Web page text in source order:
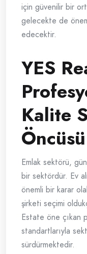
için güvenilir bir
gelecekte de
edecektir.
YES
Kalite
Öncüsü
Emlak sektörü,
bir sektördür. Ev
önemli bir karar
şirketi seçimi
Estate öne çıkan
standartlarıyla
sürdürmektedir.